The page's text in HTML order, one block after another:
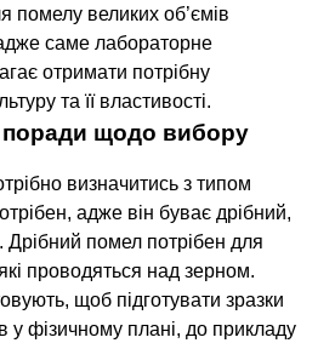
помелу великих об’ємів
саме лабораторне
отримати потрібну
та її властивості.
щодо вибору
визначитись з типом
адже він буває дрібний,
Дрібний помел потрібен для
які проводяться над зерном.
щоб підготувати зразки
у фізичному плані, до прикладу